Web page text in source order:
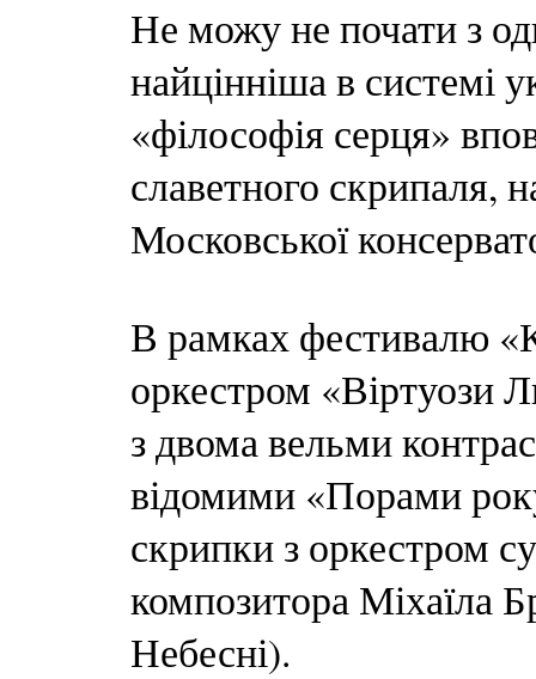
Не можу не почати з
найцінніша в системі
«філософія серця»
славетного скрипаля,
Московської
В рамках фестивалю
оркестром «Віртуози
з двома вельми
відомими «Порами
скрипки з оркестром
композитора Міхаїла
Небесні).